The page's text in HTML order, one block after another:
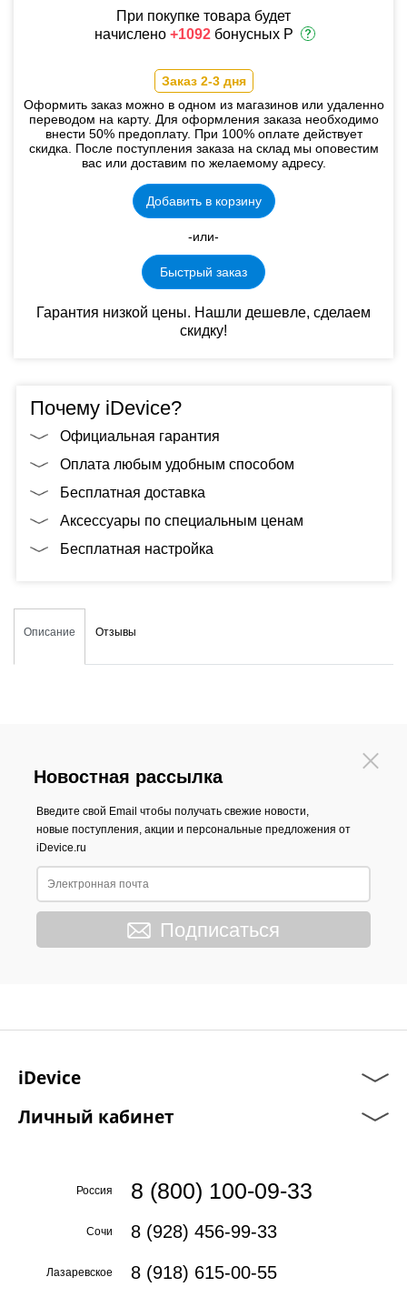
При покупке товара будет
начислено +1092бонусных Р
Заказ 2-3 дня
Оформить заказ можно в одном из магазинов или удаленно
переводом на карту. Для оформления заказа необходимо
внести 50% предоплату. При 100% оплате действует
скидка. После поступления заказа на склад мы оповестим
вас или доставим по желаемому адресу.
Добавить в корзину
-или-
Быстрый заказ
Гарантия низкой цены. Нашли дешевле, сделаем
скидку!
Почему iDevice?
Официальная гарантия
Оплата любым удобным способом
Бесплатная доставка
Аксессуары по специальным ценам
Бесплатная настройка
Описание Отзывы
Новостная рассылка
Введите свой Email чтобы получать свежие новости,
новые поступления, акции и персональные предложения от
iDevice.ru
Подписаться
iDevice
Личный кабинет
Россия 8 (800) 100-09-33
Сочи 8 (928) 456-99-33
Лазаревское 8 (918) 615-00-55